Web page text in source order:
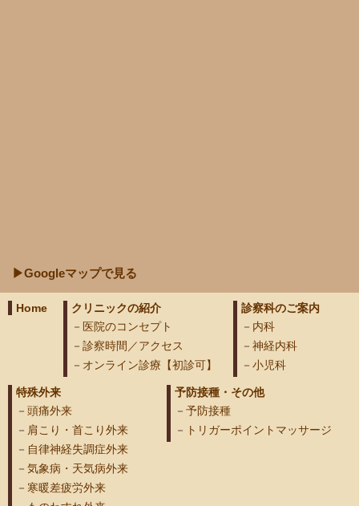
▶Googleマップで見る
Home
クリニックの紹介
医院のコンセプト
診察時間／アクセス
オンライン診療【初診可】
診察科のご案内
内科
神経内科
小児科
特殊外来
頭痛外来
肩こり・首こり外来
自律神経失調症外来
気象病・天気病外来
寒暖差疲労外来
予防接種・その他
予防接種
トリガーポイントマッサージ